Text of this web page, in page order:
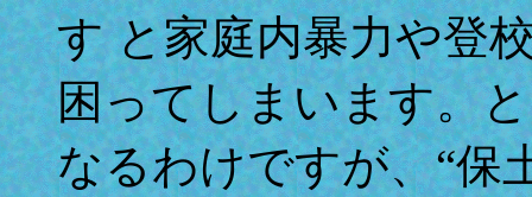
す と家庭内暴力や登
困ってしまいます。
なるわけですが、“保